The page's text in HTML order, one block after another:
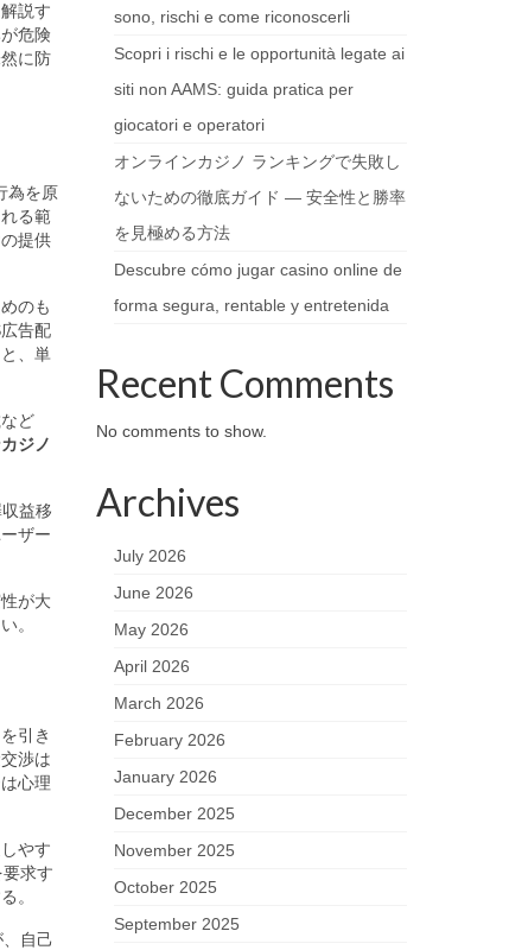
説す
危険
に防
為を原
る範
提供
のも
告配
、単
ど
ジノ
益移
ザー
が大
。
引き
渉は
心理
やす
求す
。
自己
sono, rischi e come riconoscerli
Scopri i rischi e le opportunità legate ai
siti non AAMS: guida pratica per
giocatori e operatori
オンラインカジノ ランキングで失敗し
ないための徹底ガイド — 安全性と勝率
を見極める方法
Descubre cómo jugar casino online de
forma segura, rentable y entretenida
Recent Comments
No comments to show.
Archives
July 2026
June 2026
May 2026
April 2026
March 2026
February 2026
January 2026
December 2025
November 2025
October 2025
September 2025